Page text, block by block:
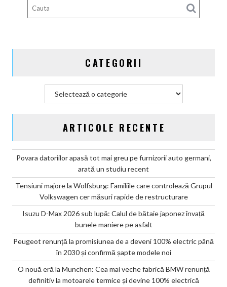
electric
până
modele
CATEGORII
ARTICOLE RECENTE
Povara datoriilor apasă tot mai greu pe furnizorii auto germani,
arată un studiu recent
Tensiuni majore la Wolfsburg: Familiile care controlează Grupul
Volkswagen cer măsuri rapide de restructurare
Isuzu D-Max 2026 sub lupă: Calul de bătaie japonez învață
bunele maniere pe asfalt
Peugeot renunță la promisiunea de a deveni 100% electric până
în 2030 și confirmă șapte modele noi
O nouă eră la Munchen: Cea mai veche fabrică BMW renunță
definitiv la motoarele termice și devine 100% electrică